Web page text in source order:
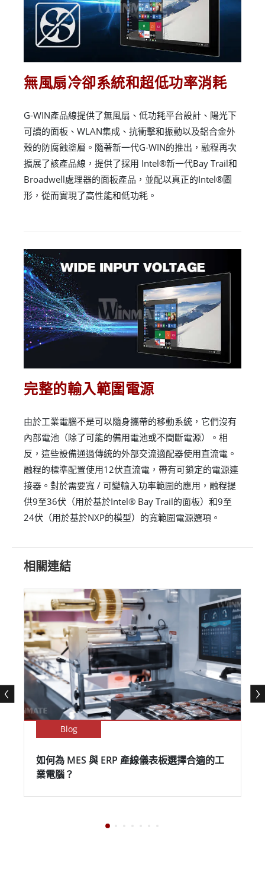
無風扇冷卻系統和超低功率消耗
G-WIN產品線提供了無風扇、低功耗平台設計、陽光下
可讀的面板、WLAN集成、抗衝擊和振動以及鋁合金外
殼的防腐蝕塗層。隨著新一代G-WIN的推出，融程再次
擴展了該產品線，提供了採用 Intel®新一代Bay Trail和
Broadwell處理器的面板產品，並配以真正的Intel®圖
形，從而實現了高性能和低功耗。
完整的輸入範圍電源
由於工業電腦不是可以隨身攜帶的移動系統，它們沒有
內部電池（除了可能的備用電池或不間斷電源）。相
反，這些設備通過傳統的外部交流適配器使用直流電。
融程的標準配置使用12伏直流電，帶有可鎖定的電源連
接器。對於需要寬 / 可變輸入功率範圍的應用，融程提
供9至36伏（用於基於Intel® Bay Trail的面板）和9至
24伏（用於基於NXP的模型）的寬範圍電源選項。
相關連結
Blog
如何為 MES 與 ERP 產線儀表板選擇合適的工
業電腦？